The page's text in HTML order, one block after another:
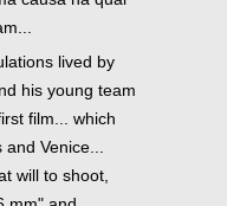
lived by
his young team
film... which
Venice...
will to shoot,